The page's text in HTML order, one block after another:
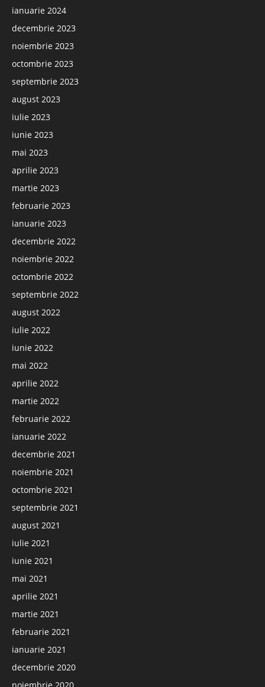
ianuarie 2024
decembrie 2023
noiembrie 2023
octombrie 2023
septembrie 2023
august 2023
iulie 2023
iunie 2023
mai 2023
aprilie 2023
martie 2023
februarie 2023
ianuarie 2023
decembrie 2022
noiembrie 2022
octombrie 2022
septembrie 2022
august 2022
iulie 2022
iunie 2022
mai 2022
aprilie 2022
martie 2022
februarie 2022
ianuarie 2022
decembrie 2021
noiembrie 2021
octombrie 2021
septembrie 2021
august 2021
iulie 2021
iunie 2021
mai 2021
aprilie 2021
martie 2021
februarie 2021
ianuarie 2021
decembrie 2020